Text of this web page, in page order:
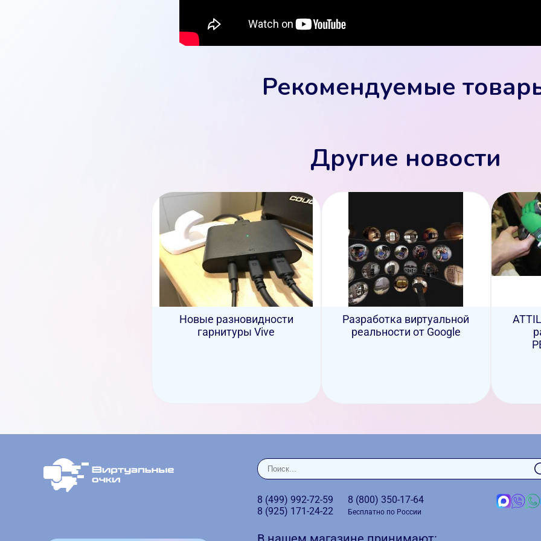
Рекомендуемые
Другие новости
Новые разновидности
гарнитуры Vive
Разработка виртуальной
реальности от Google
8 (499) 992-72-59
8 (925) 171-24-22
8 (800) 350-17-64
Бесплатно по России